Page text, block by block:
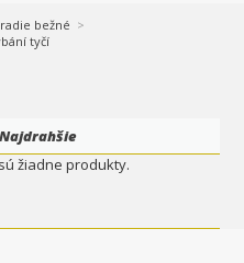
bežné
tyčí
Najdrahšie
žiadne produkty.